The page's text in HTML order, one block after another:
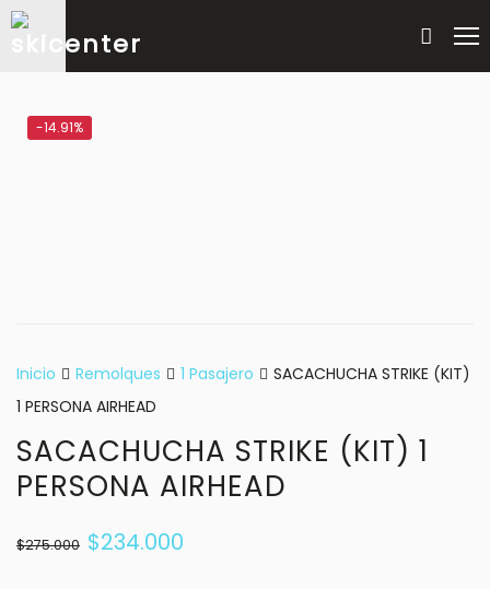
-14.91%
Inicio Remolques 1 Pasajero
SACACHUCHA STRIKE (KIT)
1 PERSONA AIRHEAD
SACACHUCHA STRIKE (KIT) 1
PERSONA AIRHEAD
$275.000 $234.000